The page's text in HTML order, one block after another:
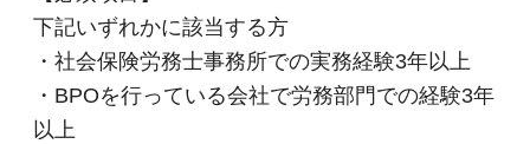
下記いずれかに該当する方
・社会保険労務士事務所での実務経験3年以上
・BPOを行っている会社で労務部門での経験3年
以上